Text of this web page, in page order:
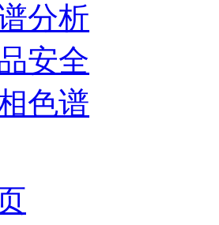
分析
安全
色谱